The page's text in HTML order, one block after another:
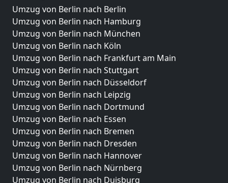
Umzug von Berlin nach Berlin
Umzug von Berlin nach Hamburg
Umzug von Berlin nach München
Umzug von Berlin nach Köln
Umzug von Berlin nach Frankfurt am Main
Umzug von Berlin nach Stuttgart
Umzug von Berlin nach Düsseldorf
Umzug von Berlin nach Leipzig
Umzug von Berlin nach Dortmund
Umzug von Berlin nach Essen
Umzug von Berlin nach Bremen
Umzug von Berlin nach Dresden
Umzug von Berlin nach Hannover
Umzug von Berlin nach Nürnberg
Umzug von Berlin nach Duisburg